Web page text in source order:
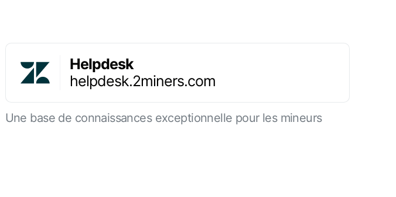
Helpdesk
helpdesk.2miners.com
Une base de connaissances exceptionnelle pour les mineurs